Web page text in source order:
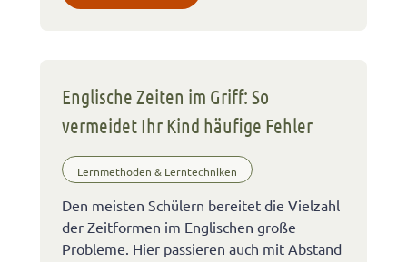
Englische Zeiten im Griff: So
vermeidet Ihr Kind häufige Fehler
Lernmethoden & Lerntechniken
Den meisten Schülern bereitet die Vielzahl
der Zeitformen im Englischen große
Probleme. Hier passieren auch mit Abstand